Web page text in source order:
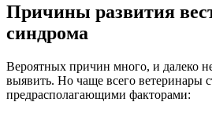
Причины развития
синдрома
Вероятных причин много, и далеко
выявить. Но чаще всего ветеринары
предрасполагающими факторами: